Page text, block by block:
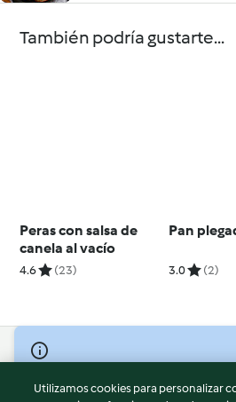
También podría gustarte...
Peras con salsa de
canela al vacío
4.6 (23)
Pan
3.0 (2)
© Copyright 2026
Términos de uso
Utilizamos cookies para personalizar